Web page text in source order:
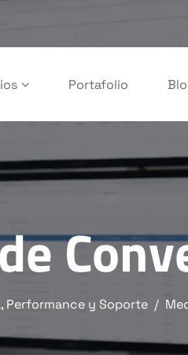
Portafolio
Performance y Soporte